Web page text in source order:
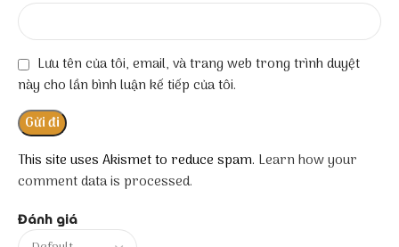
Đánh giá
Lưu tên của tôi, email, và trang web trong trình duyệt
này cho lần bình luận kế tiếp của tôi.
This site uses Akismet to reduce spam. Learn how your
comment data is processed.